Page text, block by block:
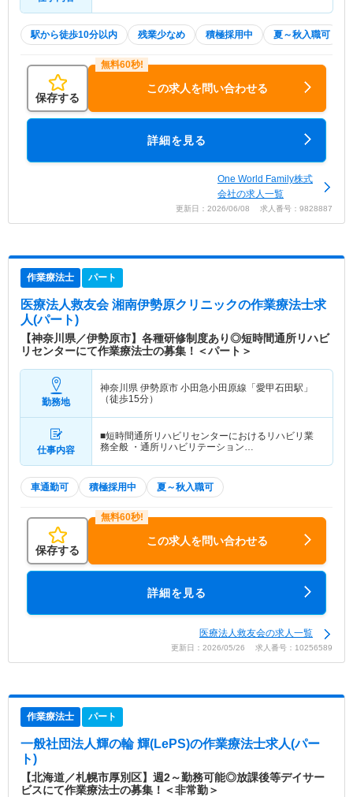
駅から徒歩10分以内 残業少なめ 積極採用中 夏～秋入職可
保存する
この求人を問い合わせる
詳細を見る
One World Family株式
会社の求人一覧
更新日：2026/06/08 求人番号：9828887
作業療法士 パート
医療法人救友会 湘南伊勢原クリニックの作業療法士求
人(パート)
【神奈川県／伊勢原市】各種研修制度あり◎短時間通所リハビ
リセンターにて作業療法士の募集！＜パート＞
勤務地
神奈川県 伊勢原市 小田急小田原線「愛甲石田駅」
（徒歩15分）
仕事内容
■短時間通所リハビリセンターにおけるリハビリ業
務全般 ・通所リハビリテーション…
車通勤可 積極採用中 夏～秋入職可
保存する
この求人を問い合わせる
詳細を見る
医療法人救友会の求人一覧
更新日：2026/05/26 求人番号：10256589
作業療法士 パート
一般社団法人輝の輪 輝(LePS)の作業療法士求人(パー
ト)
【北海道／札幌市厚別区】週2～勤務可能◎放課後等デイサー
ビスにて作業療法士の募集！＜非常勤＞